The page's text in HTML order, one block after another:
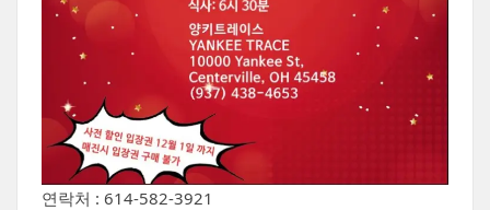
연락처 : 614-582-3921